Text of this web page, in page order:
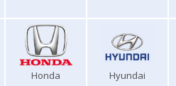
Honda Hyundai